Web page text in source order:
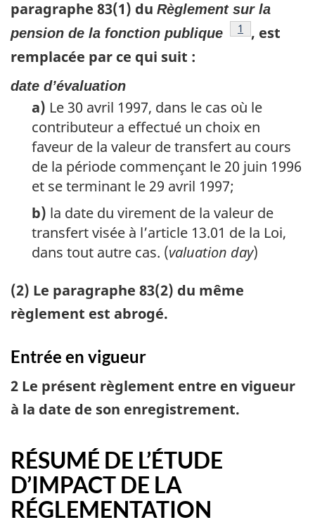
paragraphe 83(1) du Règlement sur la
pension de la fonction publique
référence
1
, est
remplacée par ce qui suit :
date d’évaluation
a) Le 30 avril 1997, dans le cas où le
contributeur a effectué un choix en
faveur de la valeur de transfert au cours
de la période commençant le 20 juin 1996
et se terminant le 29 avril 1997;
b) la date du virement de la valeur de
transfert visée à l’article 13.01 de la Loi,
dans tout autre cas. (valuation day)
(2) Le paragraphe 83(2) du même
règlement est abrogé.
Entrée en vigueur
2 Le présent règlement entre en vigueur
à la date de son enregistrement.
RÉSUMÉ DE L’ÉTUDE
D’IMPACT DE LA
RÉGLEMENTATION